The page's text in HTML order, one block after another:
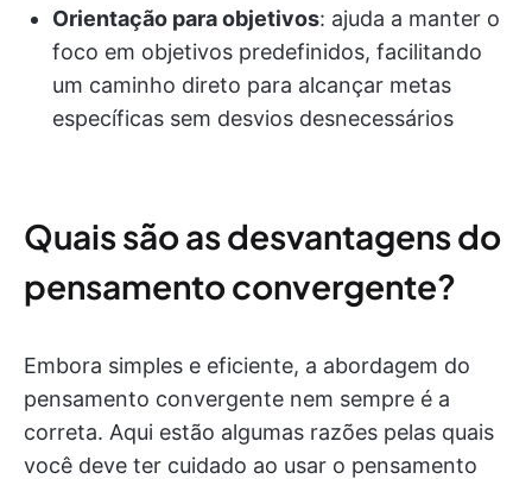
Orientação para objetivos: ajuda a manter o
foco em objetivos predefinidos, facilitando
um caminho direto para alcançar metas
específicas sem desvios desnecessários
Quais são as desvantagens do
pensamento convergente?
Embora simples e eficiente, a abordagem do
pensamento convergente nem sempre é a
correta. Aqui estão algumas razões pelas quais
você deve ter cuidado ao usar o pensamento